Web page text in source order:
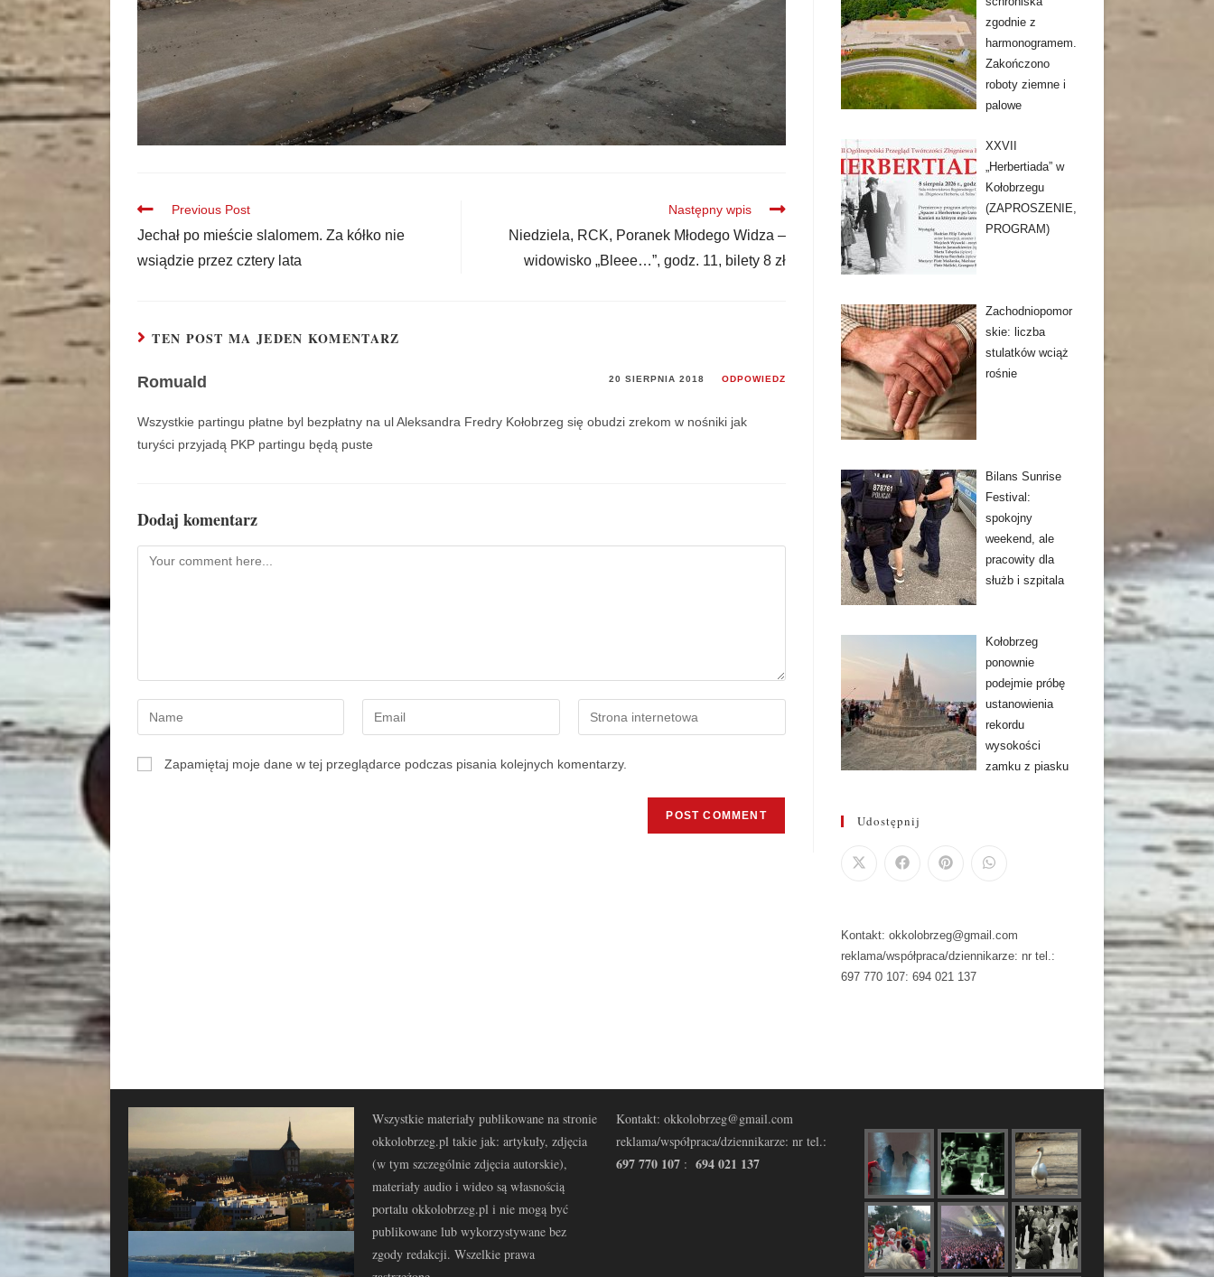
Previous Post
Jechał po mieście slalomem. Za kółko nie
wsiądzie przez cztery lata
Następny wpis
Niedziela, RCK, Poranek Młodego Widza –
widowisko „Bleee…”, godz. 11, bilety 8 zł
TEN POST MA JEDEN KOMENTARZ
Romuald 20 SIERPNIA 2018 ODPOWIEDZ
Wszystkie partingu płatne byl bezpłatny na ul Aleksandra Fredry Kołobrzeg się obudzi zrekom w nośniki jak
turyści przyjadą PKP partingu będą puste
Dodaj komentarz
Zapamiętaj moje dane w tej przeglądarce podczas pisania kolejnych komentarzy.
zgodnie z
harmonogramem.
Zakończono
roboty ziemne i
palowe
XXVII
„Herbertiada” w
Kołobrzegu
(ZAPROSZENIE,
PROGRAM)
Zachodniopomor
skie: liczba
stulatków wciąż
rośnie
Bilans Sunrise
Festival:
spokojny
weekend, ale
pracowity dla
służb i szpitala
Kołobrzeg
ponownie
podejmie próbę
ustanowienia
rekordu
wysokości
zamku z piasku
Udostępnij
Kontakt: okkolobrzeg@gmail.com
reklama/współpraca/dziennikarze: nr tel.:
697 770 107: 694 021 137
Wszystkie materiały publikowane na stronie
okkolobrzeg.pl takie jak: artykuły, zdjęcia
(w tym szczególnie zdjęcia autorskie),
materiały audio i wideo są własnością
portalu okkolobrzeg.pl i nie mogą być
publikowane lub wykorzystywane bez
zgody redakcji. Wszelkie prawa
Kontakt: okkolobrzeg@gmail.com
reklama/współpraca/dziennikarze: nr tel.:
697 770 107 : 694 021 137